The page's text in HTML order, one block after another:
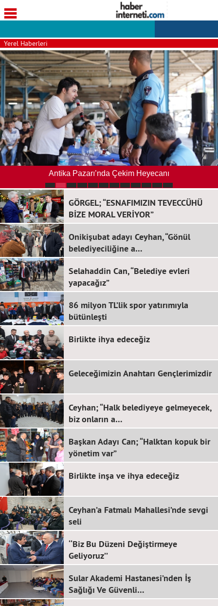
Yerel Haberleri
Antika Pazarı’nda Çekim Heyecanı
GÖRGEL; “ESNAFIMIZIN TEVECCÜHÜ
BİZE MORAL VERİYOR”
Onikişubat adayı Ceyhan, “Gönül
belediyeciliğine a…
Selahaddin Can, “Belediye evleri
yapacağız”
86 milyon TL’lik spor yatırımıyla
bütünleşti
Birlikte ihya edeceğiz
Geleceğimizin Anahtarı Gençlerimizdir
Ceyhan; “Halk belediyeye gelmeyecek,
biz onların a…
Başkan Adayı Can; “Halktan kopuk bir
yönetim var”
Birlikte inşa ve ihya edeceğiz
Ceyhan’a Fatmalı Mahallesi’nde sevgi
seli
‘‘Biz Bu Düzeni Değiştirmeye
Geliyoruz’’
Sular Akademi Hastanesi’nden İş
Sağlığı Ve Güvenli…